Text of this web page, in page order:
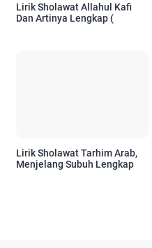
Lirik Sholawat Allahul Kafi
Dan Artinya Lengkap (
Lirik Sholawat Tarhim Arab,
Menjelang Subuh Lengkap